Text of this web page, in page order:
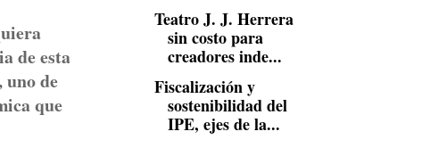
de esta
de
que
Teatro J. J. Herrera
sin costo para
creadores inde...
Fiscalización y
sostenibilidad del
IPE, ejes de la...